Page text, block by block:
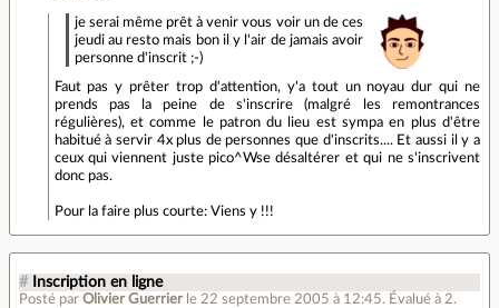
je serai même prêt à venir vous voir un de ces
jeudi au resto mais bon il y l'air de jamais avoir
personne d'inscrit ;-)
Faut pas y prêter trop d'attention, y'a tout un noyau dur qui ne
prends pas la peine de s'inscrire (malgré les remontrances
régulières), et comme le patron du lieu est sympa en plus d'être
habitué à servir 4x plus de personnes que d'inscrits.... Et aussi il y a
ceux qui viennent juste pico^Wse désaltérer et qui ne s'inscrivent
donc pas.
Pour la faire plus courte: Viens y !!!
# Inscription en ligne
Posté par Olivier Guerrier le 22 septembre 2005 à 12:45. Évalué à 2.